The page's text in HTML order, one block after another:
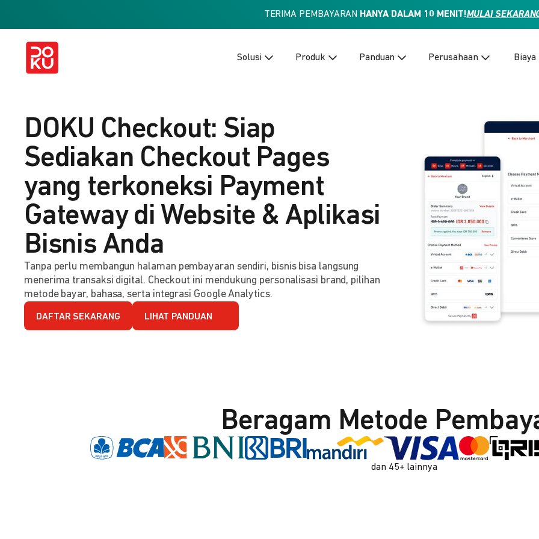
TERIMA PEMBAYARAN HANYA DALAM 10 MENIT!MULAI
Solusi Produk Panduan Perusahaan Biaya
DOKU Checkout: Siap
Sediakan Checkout Pages
yang terkoneksi Payment
Gateway di Website & Aplikasi
Bisnis Anda
Tanpa perlu membangun halaman pembayaran sendiri, bisnis bisa langsung
menerima transaksi digital. Checkout ini mendukung personalisasi brand, pilihan
metode bayar, bahasa, serta integrasi Google Analytics.
DAFTAR SEKARANG LIHAT PANDUAN
Beragam Metode
dan 45+ lainnya